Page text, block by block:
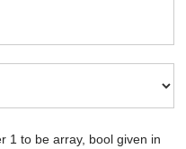
1 to be array, bool given in